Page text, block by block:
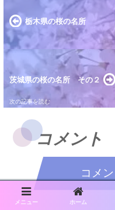
栃木県の桜の名所
茨城県の桜の名所 その２
コメント
コメ
メニュー ホーム